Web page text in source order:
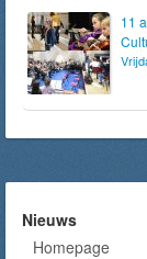
11
Nieuws
Homepage